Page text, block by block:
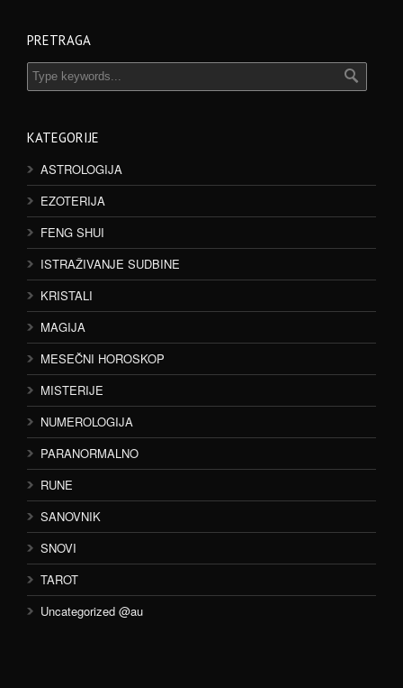
PRETRAGA
KATEGORIJE
ASTROLOGIJA
EZOTERIJA
FENG SHUI
ISTRAŽIVANJE SUDBINE
KRISTALI
MAGIJA
MESEČNI HOROSKOP
MISTERIJE
NUMEROLOGIJA
PARANORMALNO
RUNE
SANOVNIK
SNOVI
TAROT
Uncategorized @au